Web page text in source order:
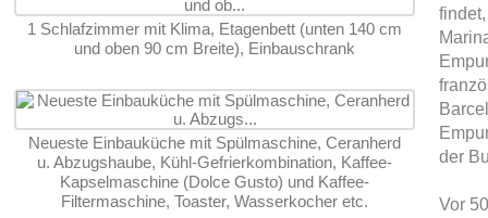
1 Schlafzimmer mit Klima, Etagenbett (unten 140 cm
und oben 90 cm Breite), Einbauschrank
Neueste Einbauküche mit Spülmaschine, Ceranherd
u. Abzugshaube, Kühl-Gefrierkombination, Kaffee-
Kapselmaschine (Dolce Gusto) und Kaffee-
Filtermaschine, Toaster, Wasserkocher etc.
der
Vor